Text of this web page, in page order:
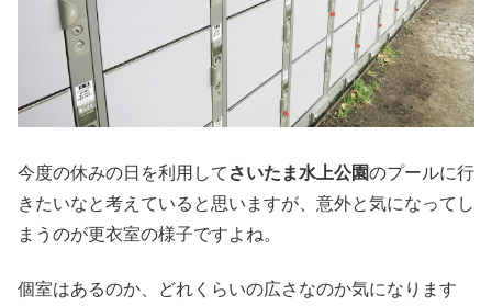
今度の休みの日を利用して さいたま水上公園のプールに行
きたいなと考えていると思いますが、意外と気になってし
まうのが更衣室の様子ですよね。
個室はあるのか、どれくらいの広さなのか気になります